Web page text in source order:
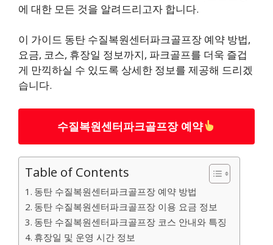
에 대한 모든 것을 알려드리고자 합니다.
이 가이드 동탄 수질복원센터파크골프장 예약 방법,
요금, 코스, 휴장일 정보까지, 파크골프를 더욱 즐겁
게 만끽하실 수 있도록 상세한 정보를 제공해 드리겠
습니다.
수질복원센터파크골프장 예약
Table of Contents
동탄 수질복원센터파크골프장 예약 방법
동탄 수질복원센터파크골프장 이용 요금 정보
동탄 수질복원센터파크골프장 코스 안내와 특징
휴장일 및 운영 시간 정보